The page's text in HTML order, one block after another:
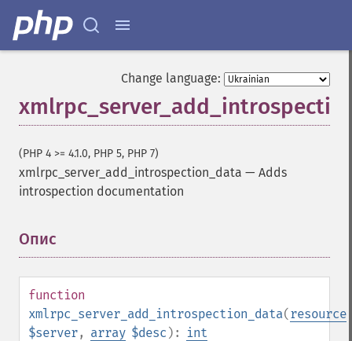
Change language:
(PHP 4 >= 4.1.0, PHP 5, PHP 7)
xmlrpc_server_add_introspection_data — Adds
introspection documentation
Опис
function
xmlrpc_server_add_introspection_data(resource
$server, array $desc ): int